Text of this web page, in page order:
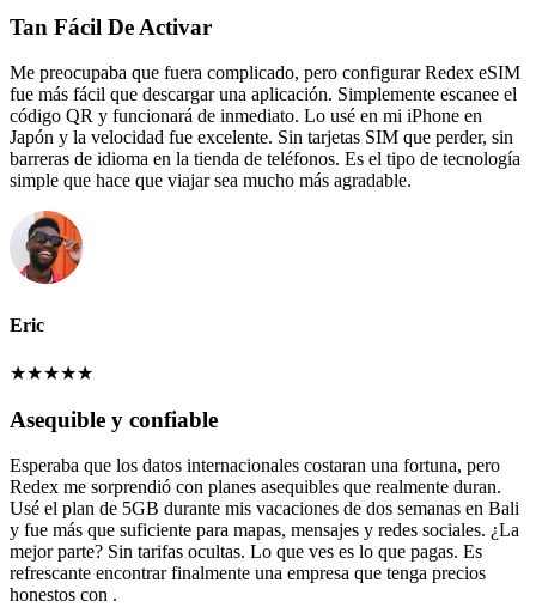
Tan Fácil De Activar
Me preocupaba que fuera complicado, pero configurar Redex eSIM
fue más fácil que descargar una aplicación. Simplemente escanee el
código QR y funcionará de inmediato. Lo usé en mi iPhone en
Japón y la velocidad fue excelente. Sin tarjetas SIM que perder, sin
barreras de idioma en la tienda de teléfonos. Es el tipo de tecnología
simple que hace que viajar sea mucho más agradable.
Eric
★★★★★
Asequible y confiable
Esperaba que los datos internacionales costaran una fortuna, pero
Redex me sorprendió con planes asequibles que realmente duran.
Usé el plan de 5GB durante mis vacaciones de dos semanas en Bali
y fue más que suficiente para mapas, mensajes y redes sociales. ¿La
mejor parte? Sin tarifas ocultas. Lo que ves es lo que pagas. Es
refrescante encontrar finalmente una empresa que tenga precios
honestos con .